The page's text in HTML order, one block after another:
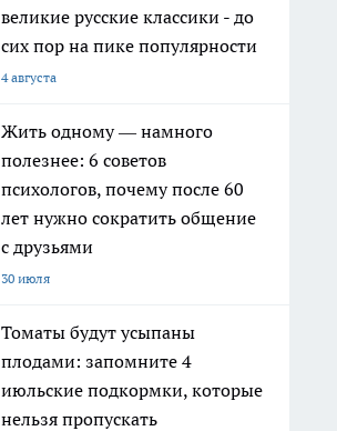
великие русские классики - до
сих пор на пике популярности
4 августа
Жить одному — намного
полезнее: 6 советов
психологов, почему после 60
лет нужно сократить общение
с друзьями
30 июля
Томаты будут усыпаны
плодами: запомните 4
июльские подкормки, которые
нельзя пропускать